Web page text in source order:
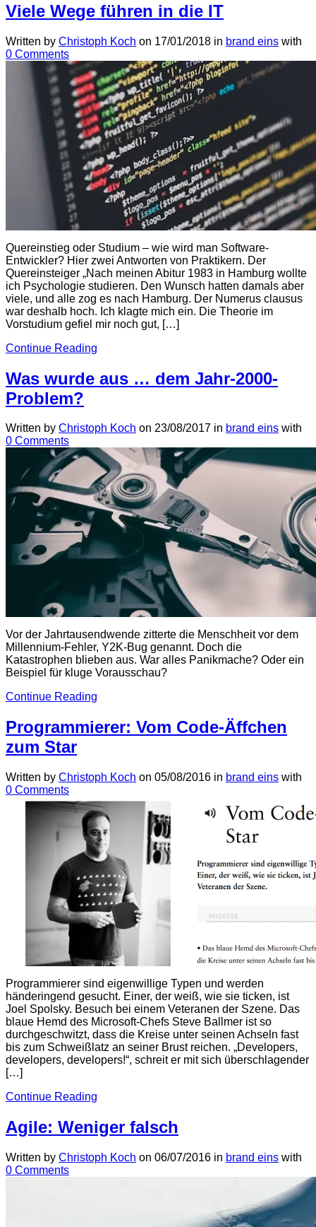
Viele Wege führen in die IT
Written by Christoph Koch on 17/01/2018 in brand eins with
0 Comments
Quereinstieg oder Studium – wie wird man Software-
Entwickler? Hier zwei Antworten von Praktikern. Der
Quereinsteiger „Nach meinen Abitur 1983 in Hamburg wollte
ich Psychologie studieren. Den Wunsch hatten damals aber
viele, und alle zog es nach Hamburg. Der Numerus clausus
war deshalb hoch. Ich klagte mich ein. Die Theorie im
Vorstudium gefiel mir noch gut, […]
Continue Reading
Was wurde aus … dem Jahr-2000-
Problem?
Written by Christoph Koch on 23/08/2017 in brand eins with
0 Comments
Vor der Jahrtausendwende zitterte die Menschheit vor dem
Millennium-Fehler, Y2K-Bug genannt. Doch die
Katastrophen blieben aus. War alles Panikmache? Oder ein
Beispiel für kluge Vorausschau?
Continue Reading
Programmierer: Vom Code-Äffchen
zum Star
Written by Christoph Koch on 05/08/2016 in brand eins with
0 Comments
Programmierer sind eigenwillige Typen und werden
händeringend gesucht. Einer, der weiß, wie sie ticken, ist
Joel Spolsky. Besuch bei einem Veteranen der Szene. Das
blaue Hemd des Microsoft-Chefs Steve Ballmer ist so
durchgeschwitzt, dass die Kreise unter seinen Achseln fast
bis zum Schweißlatz an seiner Brust reichen. „Developers,
developers, developers!“, schreit er mit sich überschlagender
[…]
Continue Reading
Agile: Weniger falsch
Written by Christoph Koch on 06/07/2016 in brand eins with
0 Comments